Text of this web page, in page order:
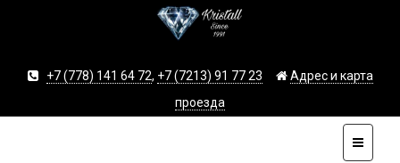
+7 (778) 141 64 72, +7 (7213) 91 77 23
Адрес и карта
проезда